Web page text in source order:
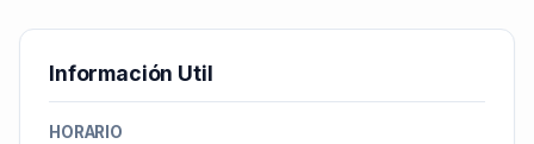
Información Util
HORARIO